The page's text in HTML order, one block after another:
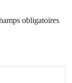
obligatoires